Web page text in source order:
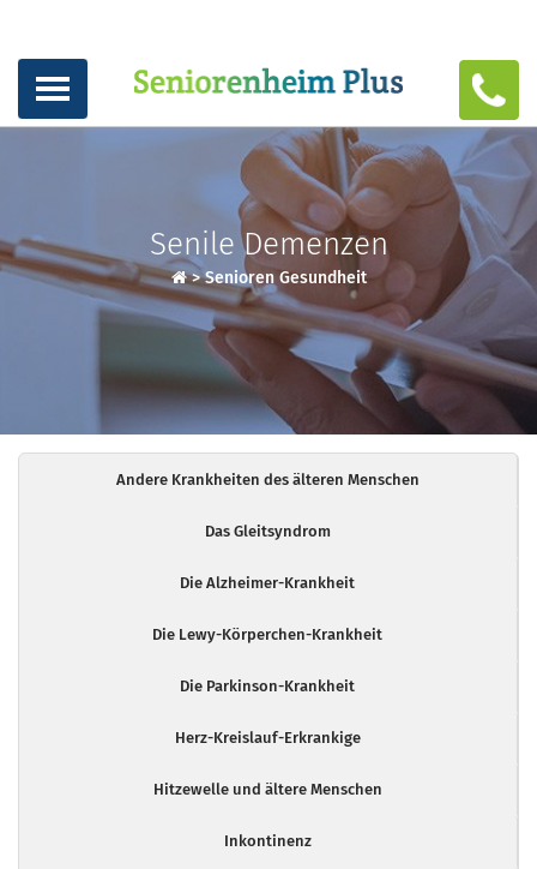
Senile Demenzen
>Senioren Gesundheit
Andere Krankheiten des älteren Menschen
Das Gleitsyndrom
Die Alzheimer-Krankheit
Die Lewy-Körperchen-Krankheit
Die Parkinson-Krankheit
Herz-Kreislauf-Erkrankige
Hitzewelle und ältere Menschen
Inkontinenz